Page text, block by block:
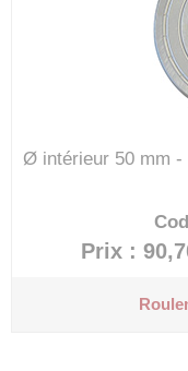
Ø intérieur 50 mm
Prix :